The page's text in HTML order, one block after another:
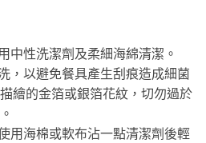
中性洗潔劑及柔細海綿清潔。
，以避免餐具產生刮痕造成細菌
繪的金箔或銀箔花紋，切勿過於
用海棉或軟布沾一點清潔劑後輕